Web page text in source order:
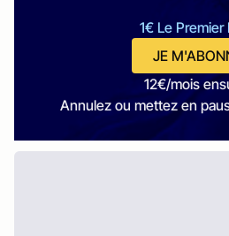
1€ Le Premier
JE
12€/mois
Annulez ou mettez en